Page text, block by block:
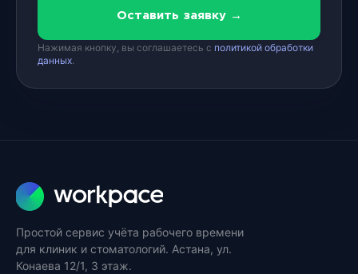
Оставить заявку →
Нажимая кнопку, вы соглашаетесь с политикой обработки
данных.
Простой сервис учёта рабочего времени
для клиник и стоматологий. Астана, ул.
Конаева 12/1, 3 этаж.